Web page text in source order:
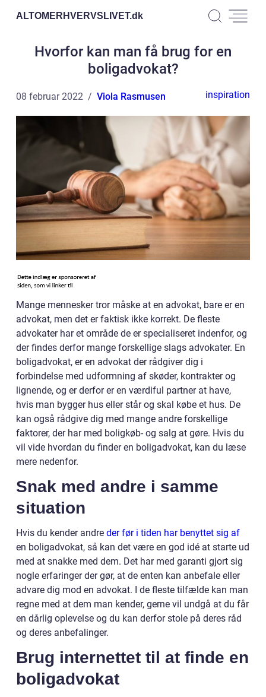
ALTOMERHVERVSLIVET.dk
Hvorfor kan man få brug for en
boligadvokat?
08 februar 2022 Viola Rasmusen inspiration
Mange mennesker tror måske at en advokat, bare er en
advokat, men det er faktisk ikke korrekt. De fleste
advokater har et område de er specialiseret indenfor, og
der findes derfor mange forskellige slags advokater. En
boligadvokat, er en advokat der rådgiver dig i
forbindelse med udformning af skøder, kontrakter og
lignende, og er derfor er en værdiful partner at have,
hvis man bygger hus eller står og skal købe et hus. De
kan også rådgive dig med mange andre forskellige
faktorer, der har med boligkøb- og salg at gøre. Hvis du
vil vide hvordan du finder en boligadvokat, kan du læse
mere nedenfor.
Snak med andre i samme
situation
Hvis du kender andre der før i tiden har benyttet sig af
en boligadvokat, så kan det være en god idé at starte ud
med at snakke med dem. Det har med garanti gjort sig
nogle erfaringer der gør, at de enten kan anbefale eller
advare dig mod en advokat. I de fleste tilfælde kan man
regne med at dem man kender, gerne vil undgå at du får
en dårlig oplevelse og du kan derfor stole på deres råd
og deres anbefalinger.
Brug internettet til at finde en
boligadvokat